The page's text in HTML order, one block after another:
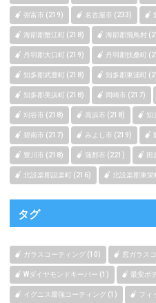
弥富市 (219) 名古屋市 (233)
海部郡蟹江町 (218) 海部郡飛鳥村
丹羽郡大口町 (219) 丹羽郡扶桑町
知多郡武豊町 (218) 知多郡東浦町
知多郡美浜町 (218) 岡崎市 (217)
刈谷市 (218) 高浜市 (218) 知
碧南市 (217) みよし市 (219)
豊川市 (218) 蒲郡市 (221) 田
北設楽郡設楽町 (216) 北設楽郡東
タグ
ガラスコーティング (10) 窓ガラス
Wダイヤモンドキーパー (1) 最安ボ
イグニス最強コーティング (1) フィ